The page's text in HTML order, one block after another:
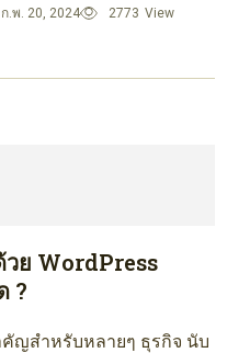
ก.พ. 20, 2024 2773 View
ย WordPress
?
ญสำหรับหลายๆ ธุรกิจ นับ